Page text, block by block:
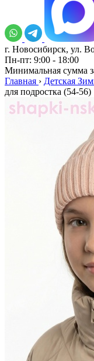
г. Новосибирск, ул.
Пн-пт: 9:00 - 18:00
Минимальная сумма
Главная › Детская
для подростка (54-56)